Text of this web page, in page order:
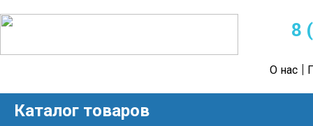
8
О нас
Каталог товаров